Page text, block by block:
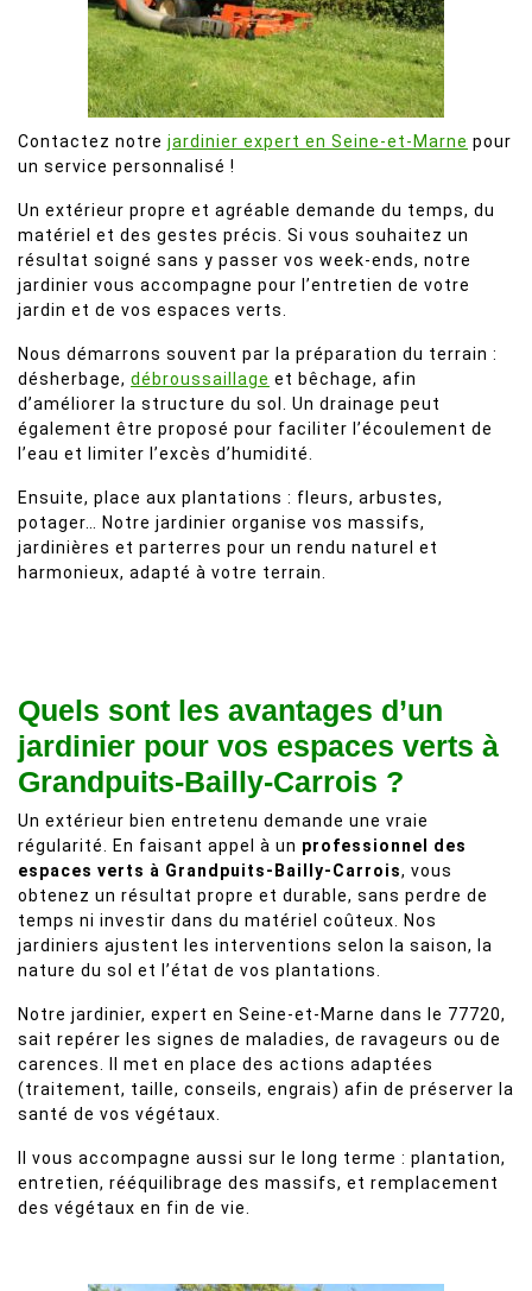
Contactez notre jardinier expert en Seine-et-Marne pour
un service personnalisé !
Un extérieur propre et agréable demande du temps, du
matériel et des gestes précis. Si vous souhaitez un
résultat soigné sans y passer vos week-ends, notre
jardinier vous accompagne pour l’entretien de votre
jardin et de vos espaces verts.
Nous démarrons souvent par la préparation du terrain :
désherbage, débroussaillage et bêchage, afin
d’améliorer la structure du sol. Un drainage peut
également être proposé pour faciliter l’écoulement de
l’eau et limiter l’excès d’humidité.
Ensuite, place aux plantations : fleurs, arbustes,
potager… Notre jardinier organise vos massifs,
jardinières et parterres pour un rendu naturel et
harmonieux, adapté à votre terrain.
Quels sont les avantages d’un
jardinier pour vos espaces verts à
Grandpuits-Bailly-Carrois ?
Un extérieur bien entretenu demande une vraie
régularité. En faisant appel à un professionnel des
espaces verts à Grandpuits-Bailly-Carrois, vous
obtenez un résultat propre et durable, sans perdre de
temps ni investir dans du matériel coûteux. Nos
jardiniers ajustent les interventions selon la saison, la
nature du sol et l’état de vos plantations.
Notre jardinier, expert en Seine-et-Marne dans le 77720,
sait repérer les signes de maladies, de ravageurs ou de
carences. Il met en place des actions adaptées
(traitement, taille, conseils, engrais) afin de préserver la
santé de vos végétaux.
Il vous accompagne aussi sur le long terme : plantation,
entretien, rééquilibrage des massifs, et remplacement
des végétaux en fin de vie.